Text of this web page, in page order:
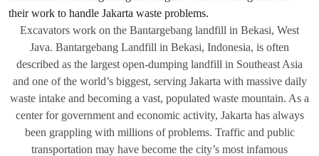
Excavators work on the Bantargebang landfill in Bekasi, West
Java. Bantargebang Landfill in Bekasi, Indonesia, is often
described as the largest open-dumping landfill in Southeast Asia
and one of the world’s biggest, serving Jakarta with massive daily
waste intake and becoming a vast, populated waste mountain. As a
center for government and economic activity, Jakarta has always
been grappling with millions of problems. Traffic and public
transportation may have become the city’s most infamous